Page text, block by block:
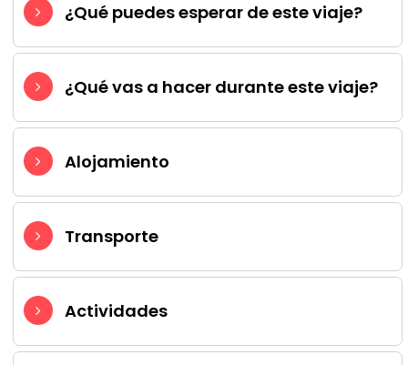
¿Qué puedes esperar de este viaje?
¿Qué vas a hacer durante este viaje?
Alojamiento
Transporte
Actividades